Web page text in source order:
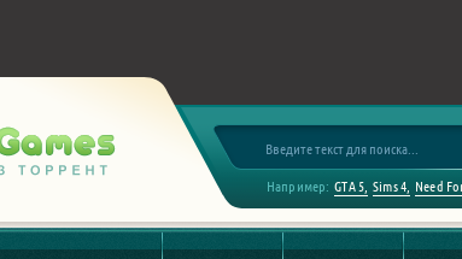
Например: GTA 5 Sims 4 Need